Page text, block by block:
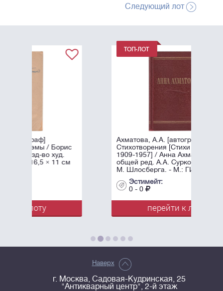
Следующий лот
Ахматова, А.А. [автограф]
Стихотворения [Стихи разных лет
1909-1957] / Анна Ахматова, под
общей ред. А.А. Суркова; Оформл.
М. Шлосберга. - М.: ГИХЛ, ...
Наверх
г. Москва, Садовая-Кудринская, 25
"Антикварный центр", 2-й этаж